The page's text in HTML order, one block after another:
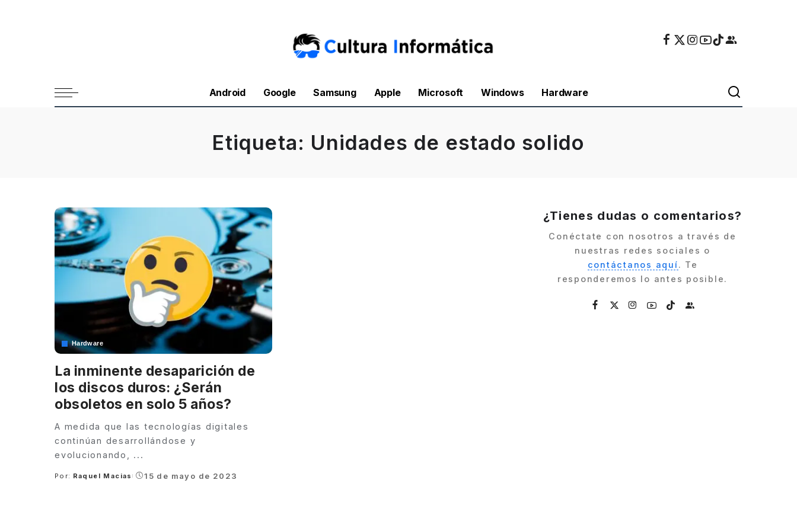
Android Google Samsung Apple Microsoft Windows Hardware
Etiqueta: Unidades de estado solido
Hardware
La inminente desaparición de
los discos duros: ¿Serán
obsoletos en solo 5 años?
A medida que las tecnologías digitales
continúan desarrollándose y
evolucionando, ...
Posted
Por: Raquel Macias 15 de mayo de 2023
¿Tienes dudas o comentarios?
Conéctate con nosotros a través de
nuestras redes sociales o
contáctanos aquí. Te
responderemos lo antes posible.